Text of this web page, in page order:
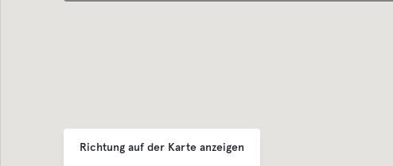
Richtung auf der Karte anzeigen